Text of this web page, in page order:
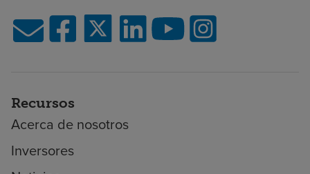
Recursos
Acerca de nosotros
Inversores